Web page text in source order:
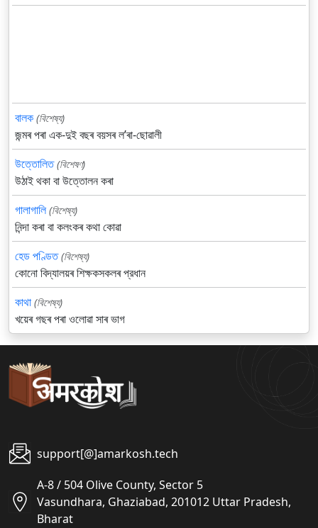
বালক (বিশেষ্য)
জন্মৰ পৰা এক-দুই বছৰ বয়সৰ লʼৰা-ছোৱালী
উত্তোলিত (বিশেষণ)
উঠাই থকা বা উত্তোলন কৰা
গালাগালি (বিশেষ্য)
নিন্দা কৰা বা কলংকৰ কথা কোৱা
হেড পণ্ডিত (বিশেষ্য)
কোনো বিদ্যালয়ৰ শিক্ষকসকলৰ প্রধান
কাথা (বিশেষ্য)
খয়েৰ গছৰ পৰা ওলোৱা সাৰ ভাগ
support[@]amarkosh.tech
A-8 / 504 Olive County, Sector 5
Vasundhara, Ghaziabad, 201012 Uttar Pradesh,
Bharat